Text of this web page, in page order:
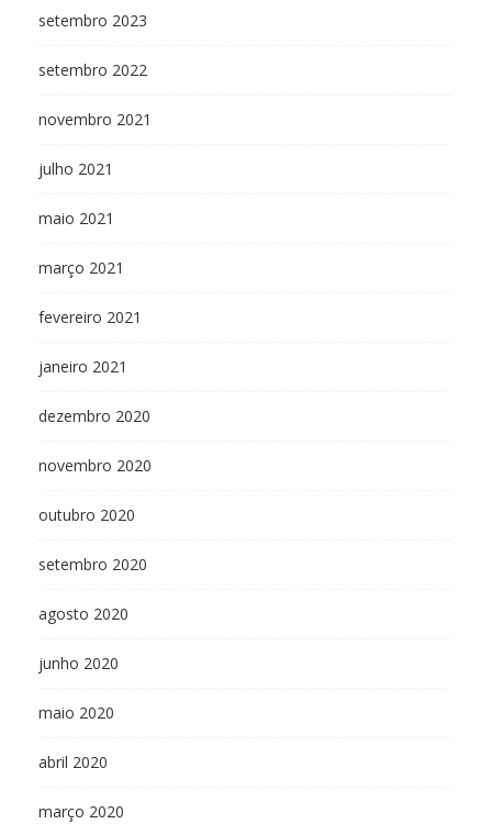
setembro 2023
setembro 2022
novembro 2021
julho 2021
maio 2021
março 2021
fevereiro 2021
janeiro 2021
dezembro 2020
novembro 2020
outubro 2020
setembro 2020
agosto 2020
junho 2020
maio 2020
abril 2020
março 2020